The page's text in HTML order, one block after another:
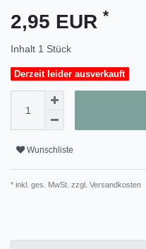
2,95 EUR *
Inhalt 1 Stück
Derzeit leider ausverkauft
Wunschliste
* inkl. ges. MwSt. zzgl. Versandkosten